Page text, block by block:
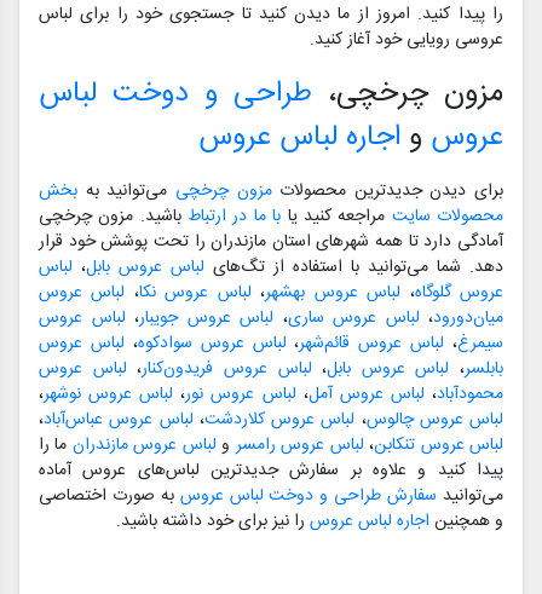
را پیدا کنید. امروز از ما دیدن کنید تا جستجوی خود را برای لباس
عروسی رویایی خود آغاز کنید.
مزون چرخچی، طراحی و دوخت لباس
عروس و اجاره لباس عروس
برای دیدن جدیدترین محصولاتمزون چرخچی می‌توانید به بخش
محصولات سایت مراجعه کنید یا با ما در ارتباط باشید. مزون چرخچی
آمادگی دارد تا همه شهرهای استان مازندران را تحت پوشش خود قرار
دهد. شما می‌توانید با استفاده از تگ‌های لباس عروس بابل، لباس
عروس گلوگاه، لباس عروس بهشهر، لباس عروس نکا، لباس عروس
میان‌دورود، لباس عروس ساری، لباس عروس جویبار، لباس عروس
سیمرغ، لباس عروس قائم‌شهر، لباس عروس سوادکوه، لباس عروس
بابلسر، لباس عروس بابل، لباس عروس فریدون‌کنار، لباس عروس
محمودآباد، لباس عروس آمل، لباس عروس نور، لباس عروس نوشهر،
لباس عروس چالوس، لباس عروس کلاردشت، لباس عروس عباس‌آباد،
لباس عروس تنکابن، لباس عروس رامسر و لباس عروس مازندران ما را
پیدا کنید و علاوه بر سفارش جدیدترین لباس‌های عروس آماده
می‌توانید سفارش طراحی و دوخت لباس عروس به صورت اختصاصی
و همچنین اجاره لباس عروس را نیز برای خود داشته باشید.